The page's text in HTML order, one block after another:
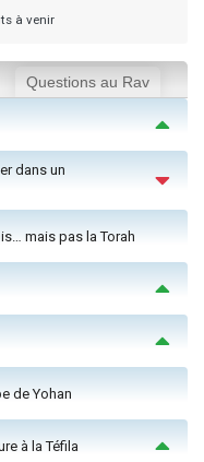
à venir
Questions au Rav
dans un
mais pas la Torah
de Yohan
à la Téfila